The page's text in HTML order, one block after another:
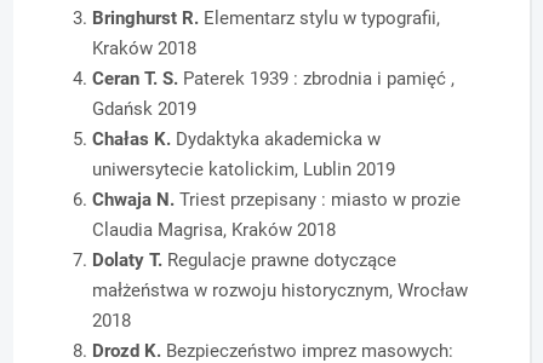
Bringhurst R. Elementarz stylu w typografii,
Kraków 2018
Ceran T. S. Paterek 1939 : zbrodnia i pamięć ,
Gdańsk 2019
Chałas K. Dydaktyka akademicka w
uniwersytecie katolickim, Lublin 2019
Chwaja N. Triest przepisany : miasto w prozie
Claudia Magrisa, Kraków 2018
Dolaty T. Regulacje prawne dotyczące
małżeństwa w rozwoju historycznym, Wrocław
2018
Drozd K. Bezpieczeństwo imprez masowych: